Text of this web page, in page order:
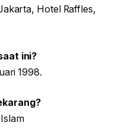
Hotel Raffles,
ini?
1998.